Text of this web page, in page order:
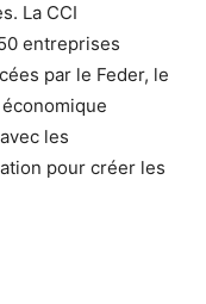
La CCI
entreprises
par le Feder, le
les
pour créer les